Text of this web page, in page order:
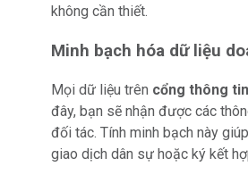
không cần thiết.
Minh bạch hóa dữ liệu
Mọi dữ liệu trên cổng thông
đây, bạn sẽ nhận được các
đối tác. Tính minh bạch này
giao dịch dân sự hoặc ký kết